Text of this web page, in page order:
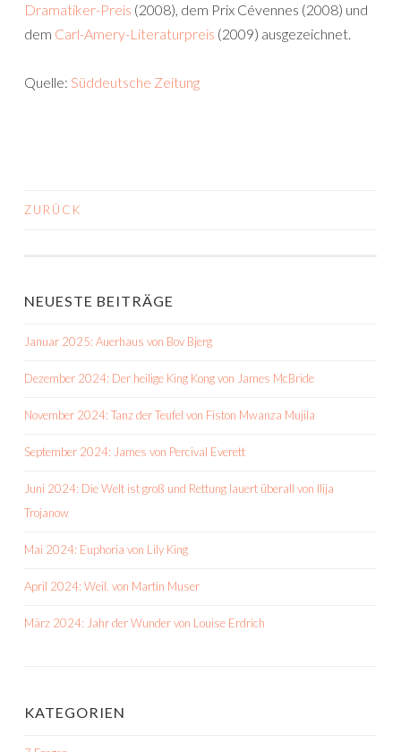
Dramatiker-Preis (2008), dem Prix Cévennes (2008) und
dem Carl-Amery-Literaturpreis (2009) ausgezeichnet.
Quelle: Süddeutsche Zeitung
BEITRAGS-
ZURÜCK
NEUESTE BEITRÄGE
Januar 2025: Auerhaus von Bov Bjerg
Dezember 2024: Der heilige King Kong von James McBride
November 2024: Tanz der Teufel von Fiston Mwanza Mujila
September 2024: James von Percival Everett
Juni 2024: Die Welt ist groß und Rettung lauert überall von Ilija
Trojanow
Mai 2024: Euphoria von Lily King
April 2024: Weil. von Martin Muser
März 2024: Jahr der Wunder von Louise Erdrich
KATEGORIEN